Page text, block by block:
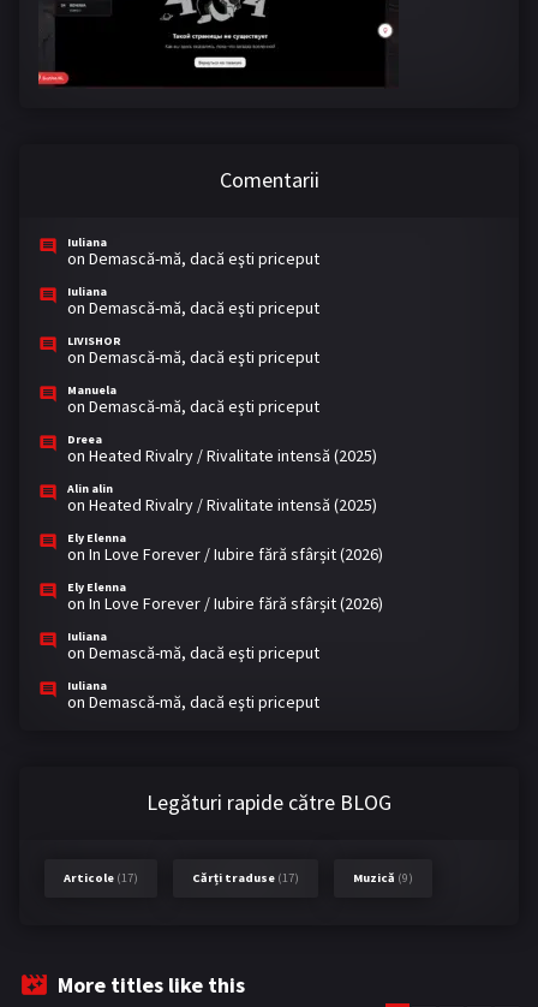
Comentarii
Iuliana
on Demască-mă, dacă eşti priceput
Iuliana
on Demască-mă, dacă eşti priceput
LIVISHOR
on Demască-mă, dacă eşti priceput
Manuela
on Demască-mă, dacă eşti priceput
Dreea
on Heated Rivalry / Rivalitate intensă (2025)
Alin alin
on Heated Rivalry / Rivalitate intensă (2025)
Ely Elenna
on In Love Forever / Iubire fără sfârșit (2026)
Ely Elenna
on In Love Forever / Iubire fără sfârșit (2026)
Iuliana
on Demască-mă, dacă eşti priceput
Iuliana
on Demască-mă, dacă eşti priceput
Legături rapide către BLOG
Articole (17) Cărți traduse (17) Muzică (9)
More titles like this